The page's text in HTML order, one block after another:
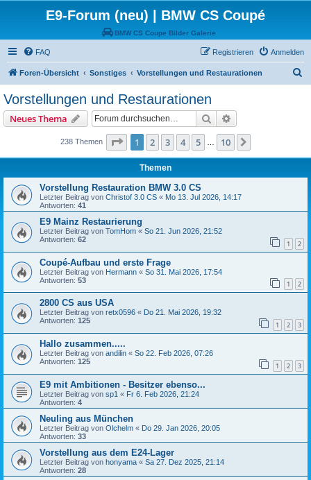
E9-Forum (neu) | BMW CS Coupé
BMW CS Coupe Bilder Galerie
FAQ Anmelden
Registrieren
Foren-Übersicht Sonstiges Vorstellungen und Restaurationen
Vorstellungen und Restaurationen
Neues Thema Suche
238 Themen Seite 1von 10
1 2 3 4 5 10
Themen
Vorstellung Restauration BMW 3.0 CS
Letzter Beitrag von Christof 3.0 CS « Mo 13. Jul 2026, 14:17
Antworten: 41
E9 Mainz Restaurierung
Letzter Beitrag von TomHom « So 21. Jun 2026, 21:52
Antworten: 62 1 2
Coupé-Aufbau und erste Frage
Letzter Beitrag von Hermann « So 31. Mai 2026, 17:54
Antworten: 53 1 2
2800 CS aus USA
Letzter Beitrag von retx0596 « Do 21. Mai 2026, 19:32
Antworten: 125 1 2 3
Hallo zusammen.....
Letzter Beitrag von andilin « So 22. Feb 2026, 07:26
Antworten: 125 1 2 3
E9 mit Ambitionen - Besitzer ebenso...
Letzter Beitrag von sp1 « Fr 6. Feb 2026, 21:24
Antworten: 4
Neuling aus München
Letzter Beitrag von Olchelm « Do 29. Jan 2026, 20:05
Antworten: 33
Vorstellung aus dem E24-Lager
Letzter Beitrag von honyama « Sa 27. Dez 2025, 21:14
Antworten: 28